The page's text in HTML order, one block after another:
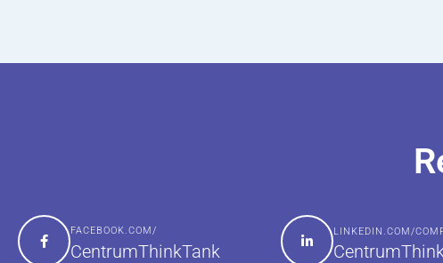
FACEBOOK.COM/
CentrumThinkTank
LINKEDIN.COM/
CentrumThink